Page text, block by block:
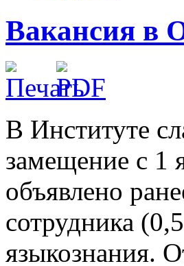
Вакансия в
В Институте
замещение с 1
объявлено
сотрудника
языкознания.